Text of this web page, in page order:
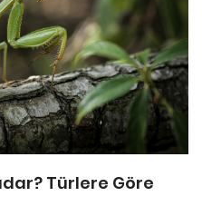
Türlere Göre